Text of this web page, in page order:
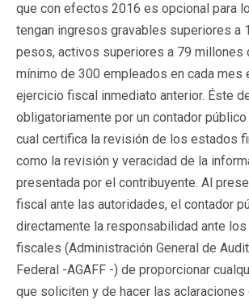
que con efectos 2016 es opcional para
tengan ingresos gravables superiores a
pesos, activos superiores a 79 millones
mínimo de 300 empleados en cada mes
ejercicio fiscal inmediato anterior. Éste
obligatoriamente por un contador
cual certifica la revisión de los estados
como la revisión y veracidad de la
presentada por el contribuyente. Al
fiscal ante las autoridades, el contador
directamente la responsabilidad ante
fiscales (Administración General de
Federal -AGAFF -) de proporcionar
que soliciten y de hacer las aclaraciones